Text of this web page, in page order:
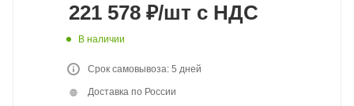
221 578 ₽/шт с НДС
В наличии
Срок самовывоза: 5 дней
Доставка по России